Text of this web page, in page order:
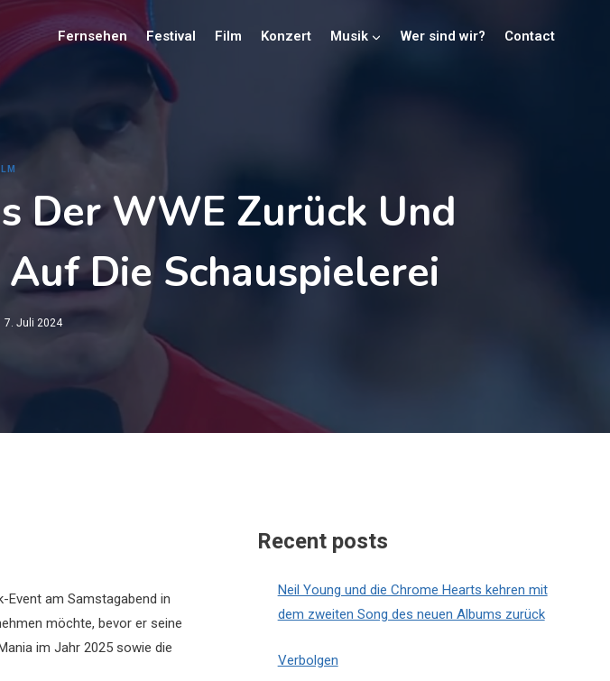
Fernsehen Festival Film Konzert Musik Wer sind wir? Contact
Der WWE Zurück Und
Die Schauspielerei
7. Juli 2024
Event am Samstagabend in
möchte, bevor er seine
im Jahr 2025 sowie die
Recent posts
Neil Young und die Chrome Hearts kehren mit
dem zweiten Song des neuen Albums zurück
Verbolgen